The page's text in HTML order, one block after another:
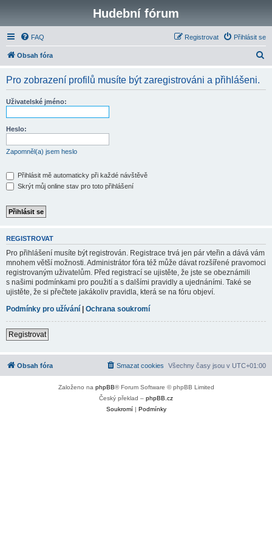
Hudební fórum
FAQ Přihlásit se
Registrovat
Obsah fóra
Pro zobrazení profilů musíte být zaregistrováni a přihlášeni.
Uživatelské jméno:
Heslo:
Zapomněl(a) jsem heslo
Přihlásit mě automaticky při každé návštěvě
Skrýt můj online stav pro toto přihlášení
REGISTROVAT
Pro přihlášení musíte být registrován. Registrace trvá jen pár vteřin a dává vám
mnohem větší možnosti. Administrátor fóra též může dávat rozšířené pravomoci
registrovaným uživatelům. Před registrací se ujistěte, že jste se obeznámili
s našimi podmínkami pro použití a s dalšími pravidly a ujednáními. Také se
ujistěte, že si přečtete jakákoliv pravidla, která se na fóru objeví.
Podmínky pro užívání | Ochrana soukromí
Registrovat
Obsah fóra Všechny časy jsou v UTC+01:00
Smazat cookies
Založeno na phpBB® Forum Software © phpBB Limited
Český překlad – phpBB.cz
Soukromí| Podmínky